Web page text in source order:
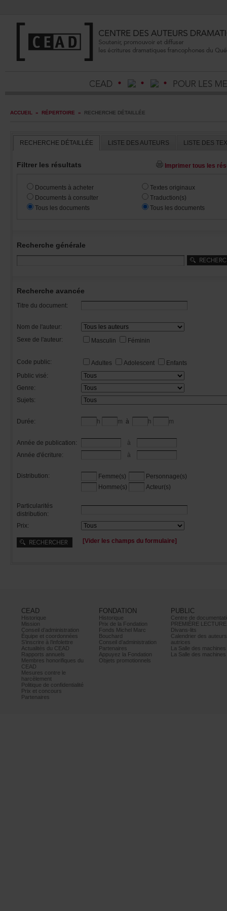
ACCUEIL » RÉPERTOIRE » RECHERCHEDÉTAILLÉE
RECHERCHEDÉTAILLÉE LISTEDESAUTEURS
Filtrerlesrésultats
Documentsàacheter
Documentsàconsulter
Touslesdocuments
Textesoriginaux
Traduction(s)
Touslesdocuments
Recherchegénérale
Rechercheavancée
Titredudocument:
Nomdel'auteur:
Sexedel'auteur:
Masculin Féminin
Codepublic: Adultes Adolescent
Enfants
Publicvisé:
Genre:
Sujets:
Durée: h m à h m
Annéedepublication:
à
Annéed'écriture:
à
Distribution: Femme(s)
Personnage(s)
Homme(s)
Acteur(s)
Particularités
distribution:
Prix:
[Viderleschampsduformulaire]
CEAD
Historique
Mission
Conseild’administration
Équipeetcoordonnées
S’inscrireàl’infolettre
ActualitésduCEAD
Rapportsannuels
Membreshonorifiquesdu
CEAD
Mesurescontrele
harcèlement
Politiquedeconfidentialité
Prixetconcours
Partenaires
FONDATION
Historique
PrixdelaFondation
FondsMichelMarc
Bouchard
Conseild’administration
Partenaires
AppuyezlaFondation
Objetspromotionnels
PUBLIC
PREMIÈRELECTURE
Divans-lits
autrices